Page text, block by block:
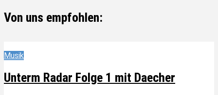
Von uns empfohlen:
Musik
Unterm Radar Folge 1 mit Daecher